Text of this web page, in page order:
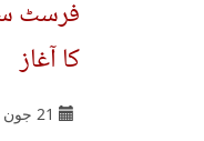
کا آغاز
21 جون 2026 10:46